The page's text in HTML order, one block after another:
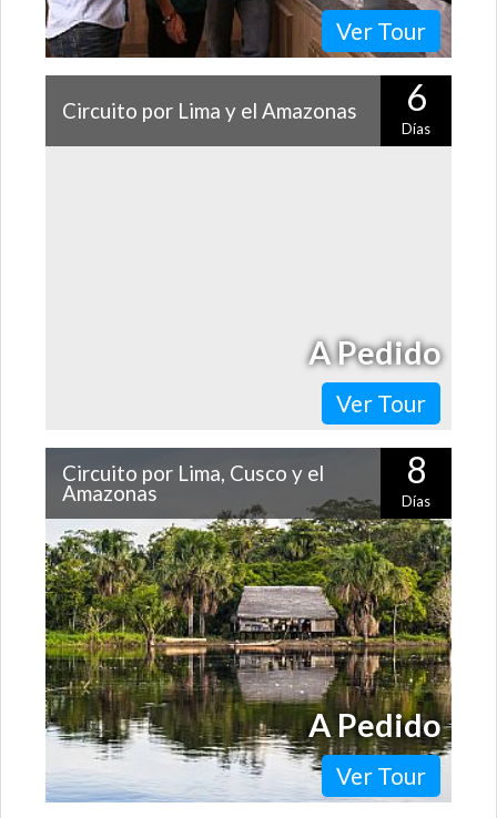
Ver Tour
Circuito por Lima y el Amazonas 6
Días
Ver Tour
A Pedido
Circuito por Lima, Cusco y el
Amazonas
8
Días
¿Sabías que Lima, Cusco e Iquitos están perfectamente
conectados por vía aérea? ¡Entonces no te pierdas la
oportunidad de combinar…
Ver Tour
A Pedido